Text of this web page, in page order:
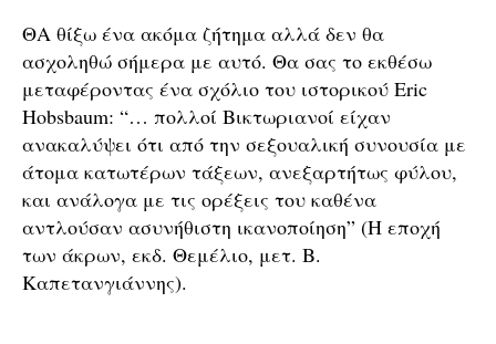
ΘΑ θίξω ένα ακόμα ζήτημα αλλά δεν θα
ασχοληθώ σήμερα με αυτό. Θα σας το εκθέσω
μεταφέροντας ένα σχόλιο του ιστορικού Eric
Hobsbaum: “… πολλοί Βικτωριανοί είχαν
ανακαλύψει ότι από την σεξουαλική συνουσία με
άτομα κατωτέρων τάξεων, ανεξαρτήτως φύλου,
και ανάλογα με τις ορέξεις του καθένα
αντλούσαν ασυνήθιστη ικανοποίηση” (Η εποχή
των άκρων, εκδ. Θεμέλιο, μετ. Β.
Καπετανγιάννης).